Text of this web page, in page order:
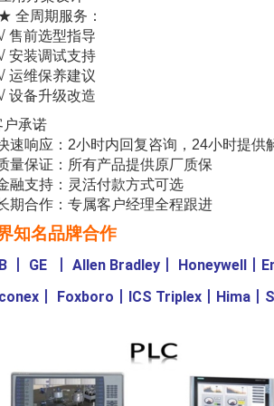
全周期服务：
售前选型指导
安装调试支持
运维保养建议
设备升级改造
户承诺
速响应：2小时内回复咨询，24小时提供
量保证：所有产品提供原厂质保
融支持：灵活付款方式可选
期合作：专属客户经理全程跟进
知名品牌合作
GE Allen Bradley Honeywell
Foxboro ICS Triplex Hima